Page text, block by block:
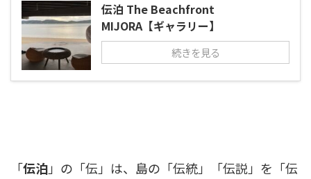
伝泊 The Beachfront
MIJORA【ギャラリー】
続きを見る
「伝泊」の「伝」は、島の「伝統」「伝説」を「伝